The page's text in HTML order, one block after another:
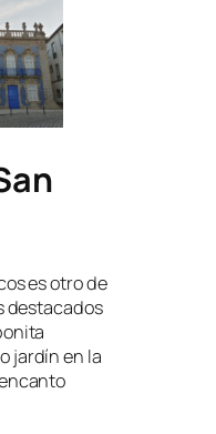
es otro de
destacados
jardín en la